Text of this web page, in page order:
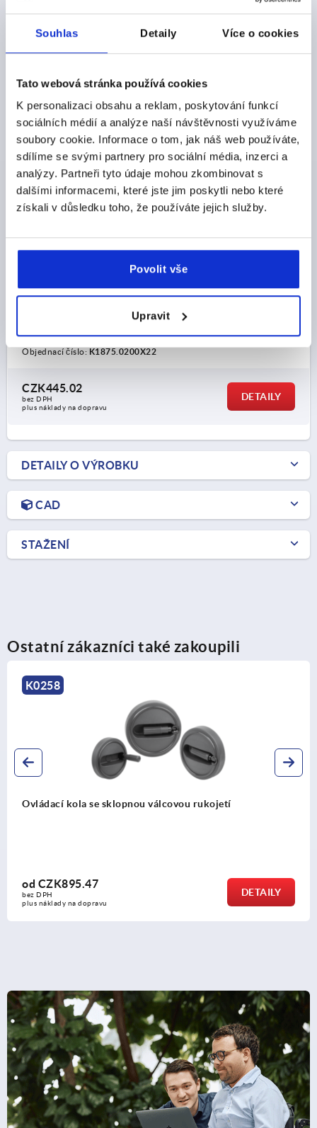
Souhlas Detaily Více o cookies
Tato webová stránka používá cookies
K personalizaci obsahu a reklam, poskytování funkcí
sociálních médií a analýze naší návštěvnosti využíváme
soubory cookie. Informace o tom, jak náš web používáte,
sdílíme se svými partnery pro sociální média, inzerci a
analýzy. Partneři tyto údaje mohou zkombinovat s
dalšími informacemi, které jste jim poskytli nebo které
získali v důsledku toho, že používáte jejich služby.
Povolit vše
Upravit
bez DPH
DETAILY
K1875 B
D2=22H9, PROV.:B 4-PAPRSKŮ, OCEL ČERNÁ
POTAŽE.PRÁŠKOVOU HMOTOU
D3=40
PROVEDENÍ=B
TYP PROVEDENÍ=4-PAPRSKŮ
VÝŠKA=46
TLOUŠŤKA=2
Objednací číslo: K1875.0200X22
CZK445.02
bez DPH
plus náklady na dopravu
DETAILY
DETAILY O VÝROBKU
CAD
STAŽENÍ
Ostatní zákazníci také zakoupili
Paprsková kola z nerezového plechu, otočná
plus náklady na dopravu